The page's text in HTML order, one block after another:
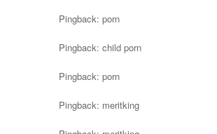
Pingback: porn
Pingback: child porn
Pingback: porn
Pingback: meritking